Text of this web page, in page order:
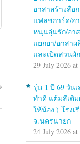
อาสาสร้างสื่อ
แฟลชการ์ด/อ
หนุนอุ่นรัก/อา
แยกยา/อาสา
และเปิดสวนผั
29 July 2026
รุ่น 1 ปี 69 วัน
ทำดี แต้มสีเติ
ให้น้อง ) โรงเ
จ.นครนายก
24 July 2026